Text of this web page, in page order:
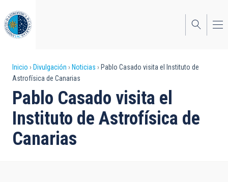
al
contenido
principal
Sobrescribir
enlaces
de
ayuda
a
Inicio Divulgación Noticias
Pablo Casado visita el Instituto de
Astrofísica de Canarias
Pablo Casado visita el
Instituto de Astrofísica de
Canarias